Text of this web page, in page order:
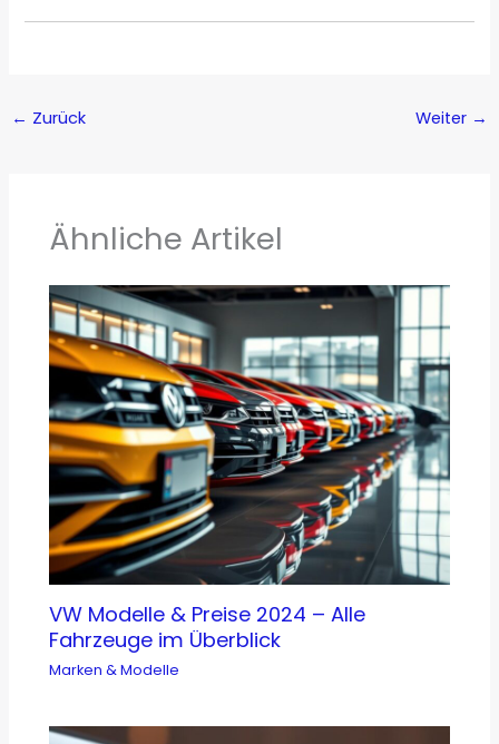
← Zurück Weiter →
Ähnliche Artikel
VW Modelle & Preise 2024 – Alle
Fahrzeuge im Überblick
Marken & Modelle